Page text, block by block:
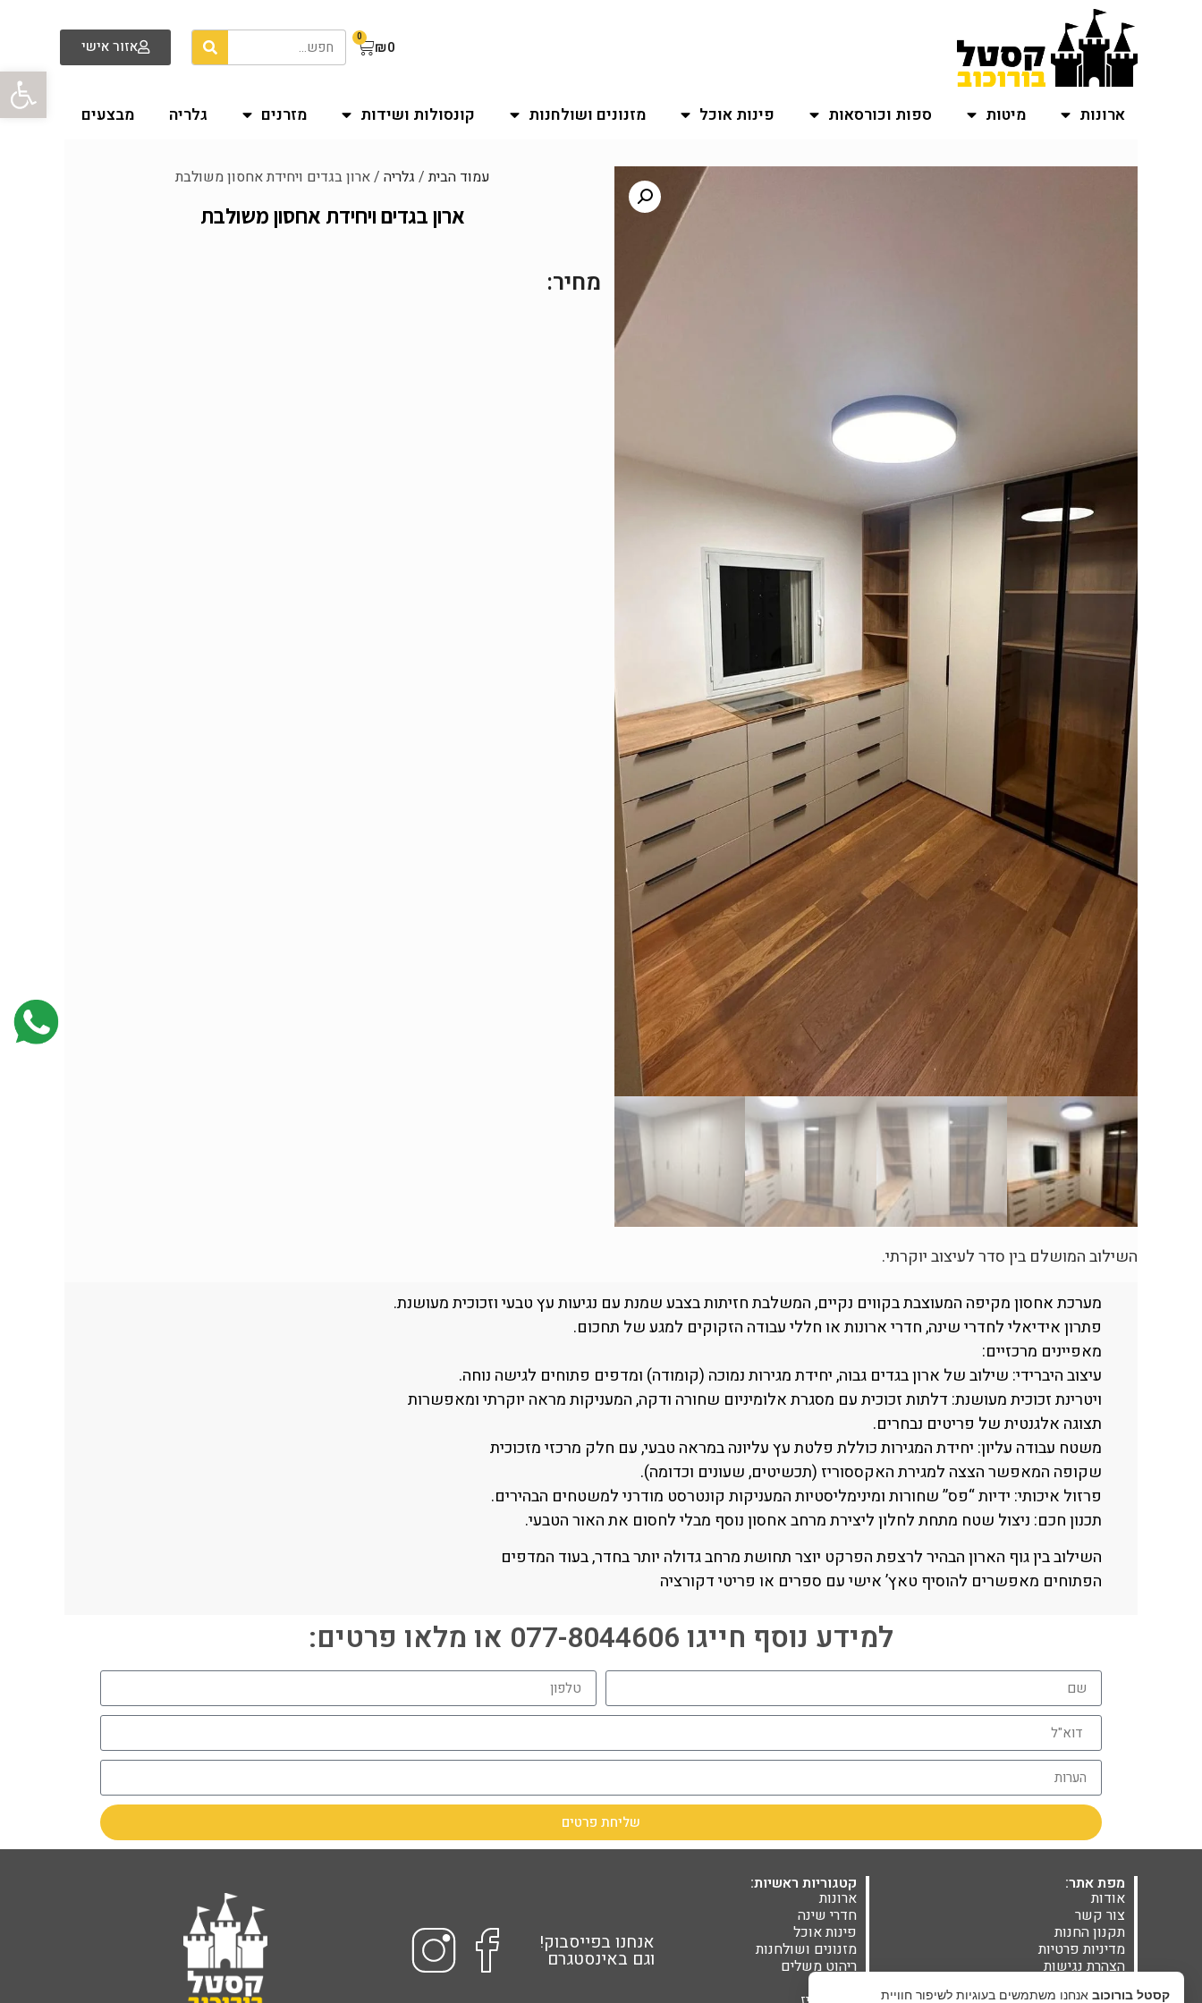
פתח
₪0
0
אזור אישי
ארונות מיטות ספות וכורסאות פינות אוכל מזנונים ושולחנות קונסולות ושידות מזרנים גלריה מבצעים
השילוב המושלם בין סדר לעיצוב יוקרתי.
עמוד הבית/ גלריה / ארון בגדים ויחידת אחסון משולבת
ארון בגדים ויחידת אחסון משולבת
מחיר:
מערכת אחסון מקיפה המעוצבת בקווים נקיים, המשלבת חזיתות בצבע שמנת עם נגיעות עץ טבעי וזכוכית מעושנת.
פתרון אידיאלי לחדרי שינה, חדרי ארונות או חללי עבודה הזקוקים למגע של תחכום.
מאפיינים מרכזיים:
עיצוב היברידי: שילוב של ארון בגדים גבוה, יחידת מגירות נמוכה (קומודה) ומדפים פתוחים לגישה נוחה.
ויטרינת זכוכית מעושנת: דלתות זכוכית עם מסגרת אלומיניום שחורה ודקה, המעניקות מראה יוקרתי ומאפשרות
תצוגה אלגנטית של פריטים נבחרים.
משטח עבודה עליון: יחידת המגירות כוללת פלטת עץ עליונה במראה טבעי, עם חלק מרכזי מזכוכית
שקופה המאפשר הצצה למגירת האקססוריז (תכשיטים, שעונים וכדומה).
פרזול איכותי: ידיות “פס” שחורות ומינימליסטיות המעניקות קונטרסט מודרני למשטחים הבהירים.
תכנון חכם: ניצול שטח מתחת לחלון ליצירת מרחב אחסון נוסף מבלי לחסום את האור הטבעי.
השילוב בין גוף הארון הבהיר לרצפת הפרקט יוצר תחושת מרחב גדולה יותר בחדר, בעוד המדפים
הפתוחים מאפשרים להוסיף טאץ’ אישי עם ספרים או פריטי דקורציה
למידע נוסף חייגו 077-8044606 או מלאו פרטים:
שליחת פרטים
מפת אתר:
אודות
צור קשר
תקנון החנות
מדיניות פרטיות
הצהרת נגישות
קטגוריות ראשיות:
ארונות
חדרי שינה
פינות אוכל
מזנונים ושולחנות
ריהוט משלים
אנחנו בפייסבוק!
וגם באינסטגרם
קסטל בורוכוב אנחנו משתמשים בעוגיות לשיפור חוויית